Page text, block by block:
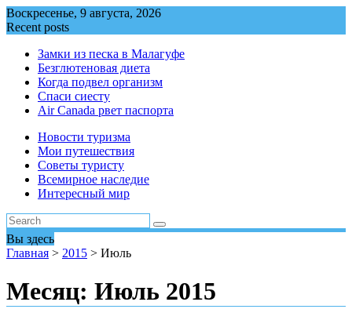
Перейти
к
Воскресенье, 9 августа, 2026
Recent posts
Замки из песка в Малагуфе
Безглютеновая диета
Когда подвел организм
Спаси сиесту
Air Canada рвет паспорта
Новости туризма
Мои путешествия
Советы туристу
Всемирное наследие
Интересный мир
Вы здесь
Главная > 2015 > Июль
Месяц: Июль 2015